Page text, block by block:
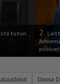
tutun
2.
Dxxxa D